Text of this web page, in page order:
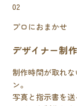
02
プロにおまかせ
デザイナー制作
制作時間が取れ
ン。
写真と指示書を